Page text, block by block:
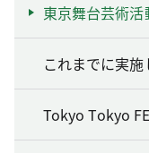
東京舞台芸術活
これまでに実
Tokyo Tokyo